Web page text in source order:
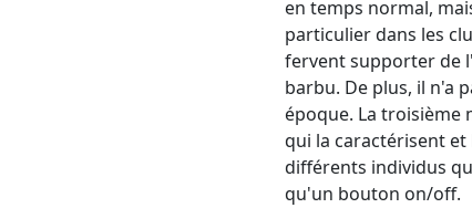
en temps normal,
particulier dans les
fervent supporter de
barbu. De plus, il n'a
époque. La troisième
qui la caractérisent et
différents individus
qu'un bouton on/off.